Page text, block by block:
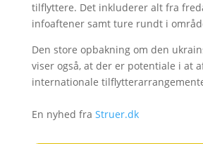
tilflyttere. Det inkluderer alt fra
infoaftener samt ture rundt i
Den store opbakning om den
viser også, at der er potentiale i at
internationale
En nyhed fra Struer.dk